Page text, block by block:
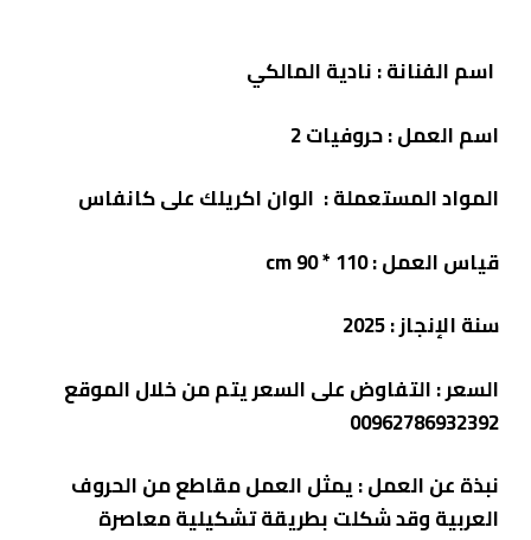
اسم الفنانة: نادية المالكي
اسم العمل:حروفيات 2
المواد المستعملة: الوان اكريلك على كانفاس
قياس العمل: 110 * 90 cm
سنة الإنجاز: 2025
السعر: التفاوض على السعر يتم من خلال الموقع
00962786932392
نبذة عن العمل:يمثل العمل مقاطع من الحروف
العربية وقد شكلت بطريقة تشكيلية معاصرة